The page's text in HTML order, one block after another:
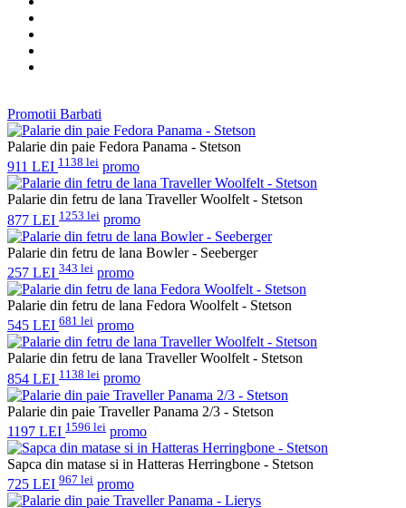
Promotii Barbati
Palarie din paie Fedora Panama - Stetson
911 LEI 1138 lei promo
Palarie din fetru de lana Traveller Woolfelt - Stetson
877 LEI 1253 lei promo
Palarie din fetru de lana Bowler - Seeberger
257 LEI 343 lei promo
Palarie din fetru de lana Fedora Woolfelt - Stetson
545 LEI 681 lei promo
Palarie din fetru de lana Traveller Woolfelt - Stetson
854 LEI 1138 lei promo
Palarie din paie Traveller Panama 2/3 - Stetson
1197 LEI 1596 lei promo
Sapca din matase si in Hatteras Herringbone - Stetson
725 LEI 967 lei promo